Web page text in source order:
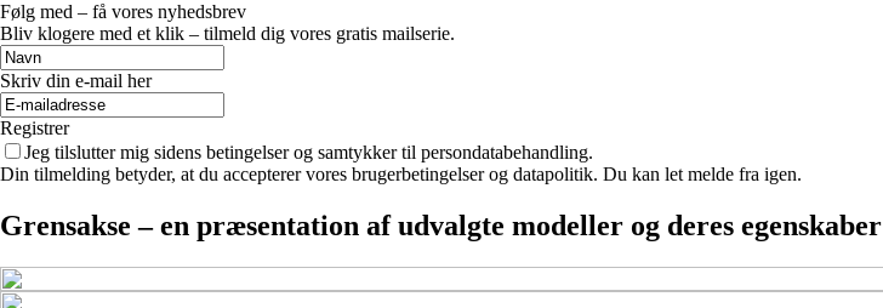
Følg med – få vores nyhedsbrev
Bliv klogere med et klik – tilmeld dig vores gratis mailserie.
Skriv din e-mail her
Registrer
Jeg tilslutter mig sidens betingelser og samtykker til persondatabehandling.
Din tilmelding betyder, at du accepterer vores brugerbetingelser og datapolitik. Du kan let melde fra igen.
Grensakse – en præsentation af udvalgte modeller og deres egenskaber